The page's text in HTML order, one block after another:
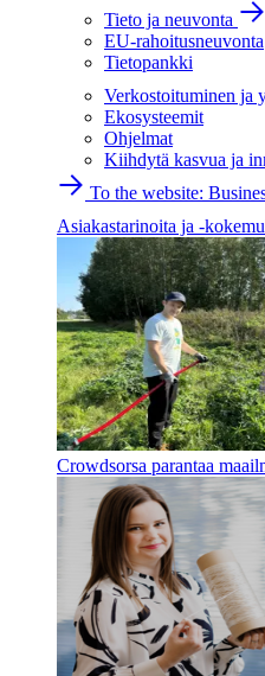
Tieto ja neuvonta
EU-rahoitusneuvonta
Tietopankki
Verkostoituminen ja
Ekosysteemit
Ohjelmat
Kiihdytä kasvua ja
To the website:
Asiakastarinoita ja -
Crowdsorsa parantaa